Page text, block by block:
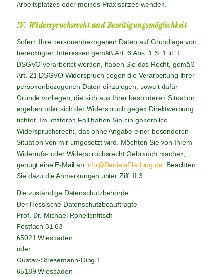
Arbeitsplatzes oder meines Praxissitzes wenden.
IV. Widerspruchsrecht und Beseitigungsmöglichkeit
Sofern Ihre personenbezogenen Daten auf Grundlage von
berechtigten Interessen gemäß Art. 6 Abs. 1 S. 1 lit. f
DSGVO verarbeitet werden, haben Sie das Recht, gemäß
Art. 21 DSGVO Widerspruch gegen die Verarbeitung Ihrer
personenbezogenen Daten einzulegen, soweit dafür
Gründe vorliegen, die sich aus Ihrer besonderen Situation
ergeben oder sich der Widerspruch gegen Direktwerbung
richtet. Im letzteren Fall haben Sie ein generelles
Widerspruchsrecht, das ohne Angabe einer besonderen
Situation von mir umgesetzt wird. Möchten Sie von Ihrem
Widerrufs- oder Widerspruchsrecht Gebrauch machen,
genügt eine E-Mail an info@DanielaFladung.de. Beachten
Sie dazu die Anmerkungen unter Ziff. II.3.
Die zuständige Datenschutzbehörde:
Der Hessische Datenschutzbeauftragte
Prof. Dr. Michael Ronellenfitsch
Postfach 31 63
65021 Wiesbaden
oder:
Gustav-Stresemann-Ring 1
65189 Wiesbaden